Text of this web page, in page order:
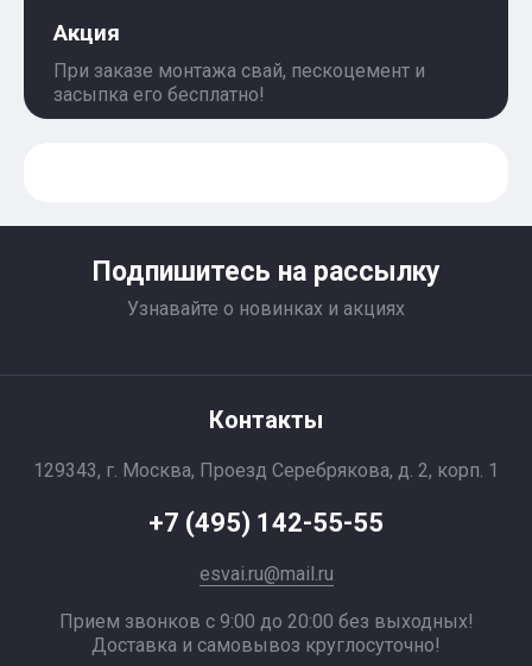
Акция
При заказе монтажа свай, пескоцемент и
засыпка его бесплатно!
Подпишитесь на рассылку
Узнавайте о новинках и акциях
Контакты
129343, г. Москва, Проезд Серебрякова, д. 2, корп. 1
+7 (495) 142-55-55
esvai.ru@mail.ru
Прием звонков с 9:00 до 20:00 без выходных!
Доставка и самовывоз круглосуточно!